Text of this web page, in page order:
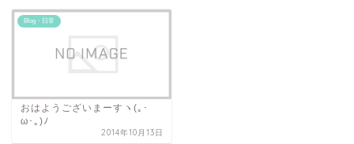
Blog・日常
おはようございまーすヽ(｡･
ω･｡)ﾉ
2014年10月13日